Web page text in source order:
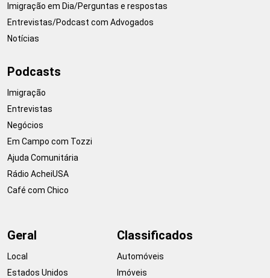
Imigração em Dia/Perguntas e respostas
Entrevistas/Podcast com Advogados
Notícias
Podcasts
Imigração
Entrevistas
Negócios
Em Campo com Tozzi
Ajuda Comunitária
Rádio AcheiUSA
Café com Chico
Geral
Local
Estados Unidos
Classificados
Automóveis
Imóveis